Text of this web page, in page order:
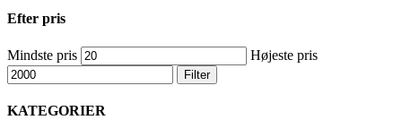
Efter pris
Mindste pris Højeste pris
Filter
KATEGORIER